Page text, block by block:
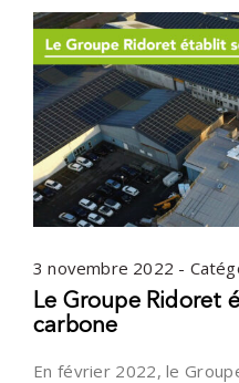
3 novembre 2022 -
Le Groupe Ridoret
carbone
En février 2022, le